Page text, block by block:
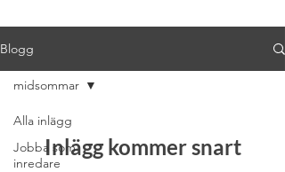
Blogg
Alla inlägg
Jobba som
inredare
midsommar
Inlägg kommer snart